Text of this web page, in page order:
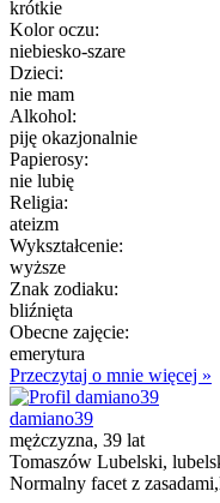
krótkie
Kolor oczu:
niebiesko-szare
Dzieci:
nie mam
Alkohol:
piję okazjonalnie
Papierosy:
nie lubię
Religia:
ateizm
Wykształcenie:
wyższe
Znak zodiaku:
bliźnięta
Obecne zajęcie:
emerytura
Przeczytaj o mnie więcej »
damiano39
mężczyzna, 39 lat
Tomaszów Lubelski,
Normalny facet z